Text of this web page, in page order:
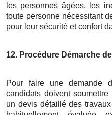
les personnes âgées, les
toute personne nécessitant
pour leur sécurité et confort
12. Procédure Démarche
Pour faire une demande
candidats doivent
un devis détaillé des